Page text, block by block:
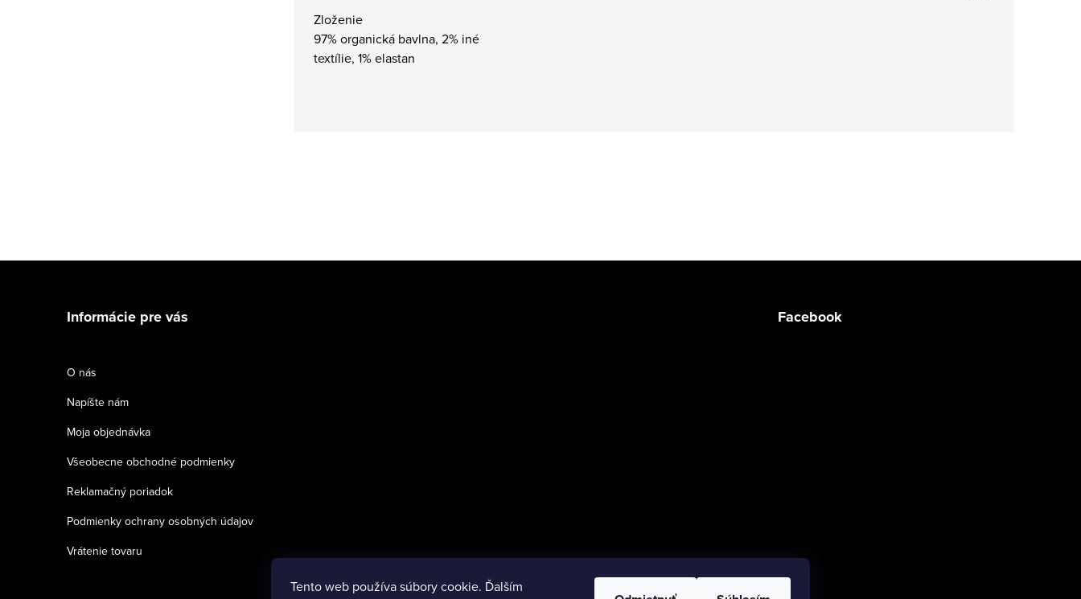
Tento web používa súbory cookie. Ďalším
Zloženie
97% organická bavlna, 2% iné
textílie, 1% elastan
Informácie pre vás
O nás
Napíšte nám
Moja objednávka
Všeobecne obchodné podmienky
Reklamačný poriadok
Podmienky ochrany osobných údajov
Vrátenie tovaru
Facebook